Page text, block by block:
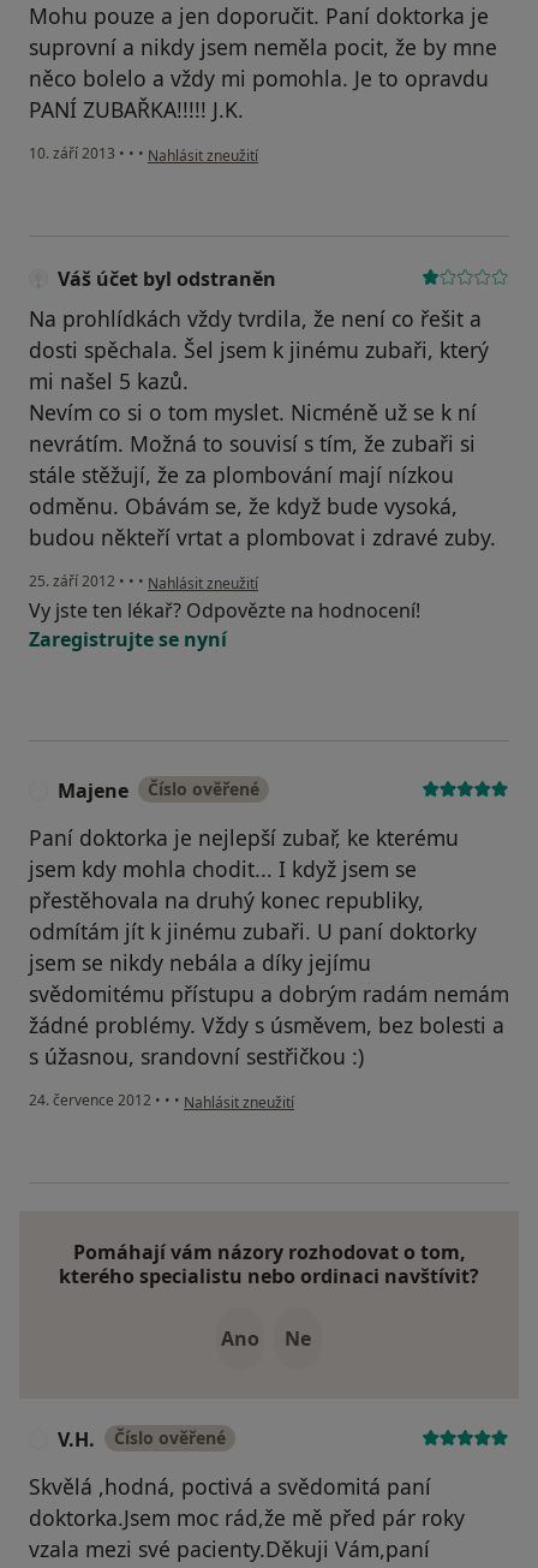
Mohu pouze a jen doporučit. Paní doktorka je
suprovní a nikdy jsem neměla pocit, že by mne
něco bolelo a vždy mi pomohla. Je to opravdu
PANÍ ZUBAŘKA!!!!! J.K.
10. září 2013 • • • podle názoru uživatele Váš účet byl odstraněn
Nahlásit zneužití
Váš účet byl odstraněn
Na prohlídkách vždy tvrdila, že není co řešit a
dosti spěchala. Šel jsem k jinému zubaři, který
mi našel 5 kazů.
Nevím co si o tom myslet. Nicméně už se k ní
nevrátím. Možná to souvisí s tím, že zubaři si
stále stěžují, že za plombování mají nízkou
odměnu. Obávám se, že když bude vysoká,
budou někteří vrtat a plombovat i zdravé zuby.
25. září 2012 • • • podle názoru uživatele Váš účet byl odstraněn
Nahlásit zneužití
Vy jste ten lékař? Odpovězte na hodnocení!
Zaregistrujte se nyní
Majene Číslo ověřené
Paní doktorka je nejlepší zubař, ke kterému
jsem kdy mohla chodit... I když jsem se
přestěhovala na druhý konec republiky,
odmítám jít k jinému zubaři. U paní doktorky
jsem se nikdy nebála a díky jejímu
svědomitému přístupu a dobrým radám nemám
žádné problémy. Vždy s úsměvem, bez bolesti a
s úžasnou, srandovní sestřičkou :)
24. července 2012 • • • podle názoru uživatele Majene
Nahlásit zneužití
Pomáhají vám názory rozhodovat o tom,
kterého specialistu nebo ordinaci navštívit?
Ano Ne
V.H. Číslo ověřené
Skvělá ,hodná, poctivá a svědomitá paní
doktorka.Jsem moc rád,že mě před pár roky
vzala mezi své pacienty.Děkuji Vám,paní